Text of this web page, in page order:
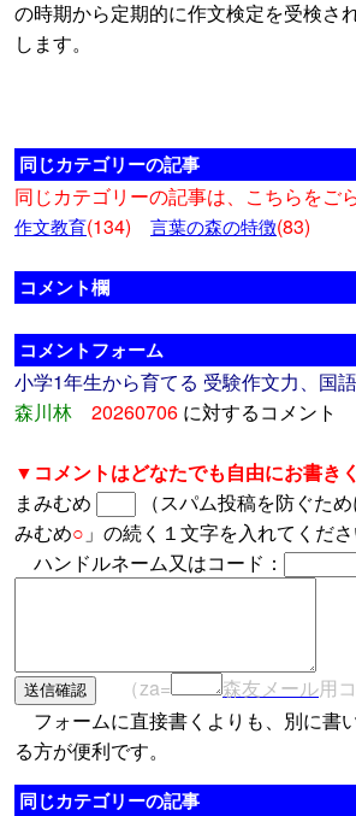
の時期から定期的に作文検定を受検さ
します。
同じカテゴリーの記事
同じカテゴリーの記事は、こちらをご
作文教育(134) 言葉の森の特徴(83)
コメント欄
コメントフォーム
小学1年生から育てる 受験作文力、国
森川林
20260706 に対するコメント
▼コメントはどなたでも自由にお書き
まみむめ
（スパム投稿を防ぐた
みむめ○ 」の続く１文字を入れてくださ
ハンドルネーム又はコード：
（za= 森友メール用
フォームに直接書くよりも、別に書
る方が便利です。
同じカテゴリーの記事